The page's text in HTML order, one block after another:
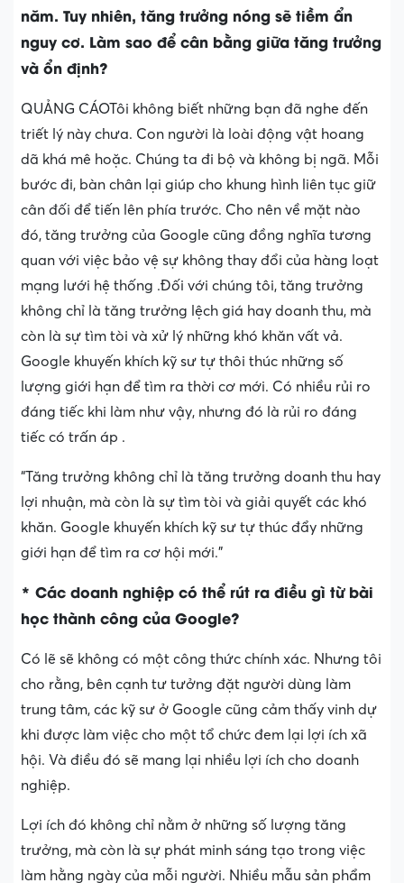
năm. Tuy nhiên, tăng trưởng nóng sẽ tiềm ẩn
nguy cơ. Làm sao để cân bằng giữa tăng trưởng
và ổn định?
QUẢNG CÁOTôi không biết những bạn đã nghe đến
triết lý này chưa. Con người là loài động vật hoang
dã khá mê hoặc. Chúng ta đi bộ và không bị ngã. Mỗi
bước đi, bàn chân lại giúp cho khung hình liên tục giữ
cân đối để tiến lên phía trước. Cho nên về mặt nào
đó, tăng trưởng của Google cũng đồng nghĩa tương
quan với việc bảo vệ sự không thay đổi của hàng loạt
mạng lưới hệ thống .Đối với chúng tôi, tăng trưởng
không chỉ là tăng trưởng lệch giá hay doanh thu, mà
còn là sự tìm tòi và xử lý những khó khăn vất vả.
Google khuyến khích kỹ sư tự thôi thúc những số
lượng giới hạn để tìm ra thời cơ mới. Có nhiều rủi ro
đáng tiếc khi làm như vậy, nhưng đó là rủi ro đáng
tiếc có trấn áp .
“Tăng trưởng không chỉ là tăng trưởng doanh thu hay
lợi nhuận, mà còn là sự tìm tòi và giải quyết các khó
khăn. Google khuyến khích kỹ sư tự thúc đẩy những
giới hạn để tìm ra cơ hội mới.”
* Các doanh nghiệp có thể rút ra điều gì từ bài
học thành công của Google?
Có lẽ sẽ không có một công thức chính xác. Nhưng tôi
cho rằng, bên cạnh tư tưởng đặt người dùng làm
trung tâm, các kỹ sư ở Google cũng cảm thấy vinh dự
khi được làm việc cho một tổ chức đem lại lợi ích xã
hội. Và điều đó sẽ mang lại nhiều lợi ích cho doanh
nghiệp.
Lợi ích đó không chỉ nằm ở những số lượng tăng
trưởng, mà còn là sự phát minh sáng tạo trong việc
làm hằng ngày của mỗi người. Nhiều mẫu sản phẩm